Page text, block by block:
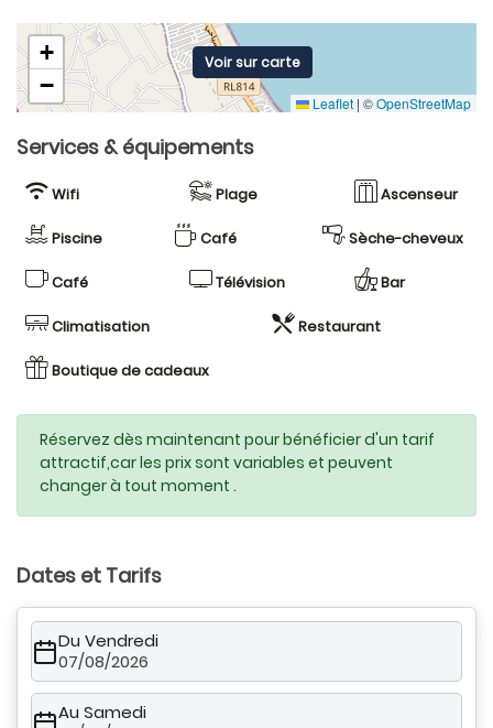
+
−
Leaflet | ©OpenStreetMap
Voir sur carte
Services & équipements
Wifi Plage Ascenseur
Piscine Café Sèche-cheveux
Café Télévision Bar
Climatisation Restaurant
Boutique de cadeaux
Réservez dès maintenant pour bénéficier d'un tarif
attractif,car les prix sont variables et peuvent
changer à tout moment .
Dates et Tarifs
Du Vendredi
07/08/2026
Au Samedi